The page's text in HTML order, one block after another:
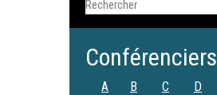
Conférenciers
A B C D